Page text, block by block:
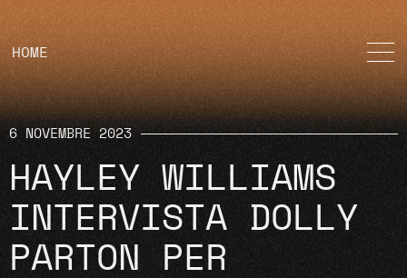
HOME
6 NOVEMBRE 2023
HAYLEY WILLIAMS
INTERVISTA DOLLY
PARTON PER